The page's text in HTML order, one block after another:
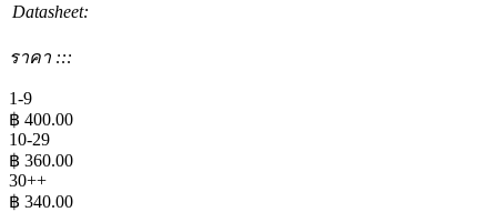
Datasheet:
ราคา :::
1-9
฿ 400.00
10-29
฿ 360.00
30++
฿ 340.00